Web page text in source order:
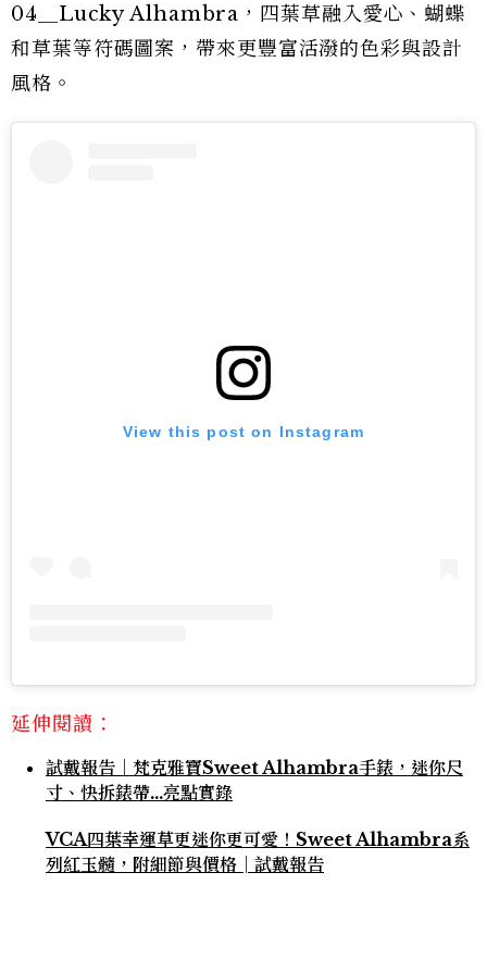
04＿Lucky Alhambra，四葉草融入愛心、蝴蝶
和草葉等符碼圖案，帶來更豐富活潑的色彩與設計
風格。
View this post on Instagram
延伸閱讀：
試戴報告｜梵克雅寶Sweet Alhambra手錶，迷你尺
寸、快拆錶帶…亮點實錄
VCA四葉幸運草更迷你更可愛！Sweet Alhambra系
列紅玉髓，附細節與價格│試戴報告